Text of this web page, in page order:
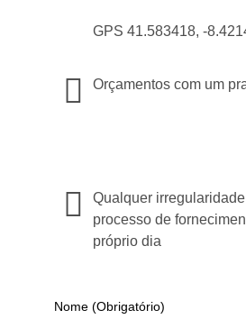
GPS 41.583418, -
Orçamentos com um
Qualquer
processo de
próprio dia
Nome (obrigatório)